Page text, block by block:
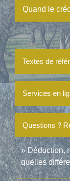
Quand le
Textes de
Services en
Questions ?
Déduction,
quelles